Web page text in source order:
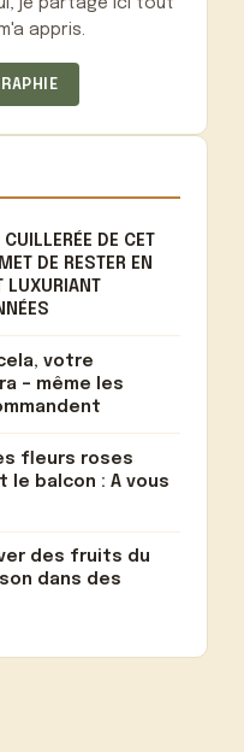
appris.
DE CET
DE RESTER EN
LUXURIANT
votre
– même les
fleurs roses
le balcon : A vous
des fruits du
dans des